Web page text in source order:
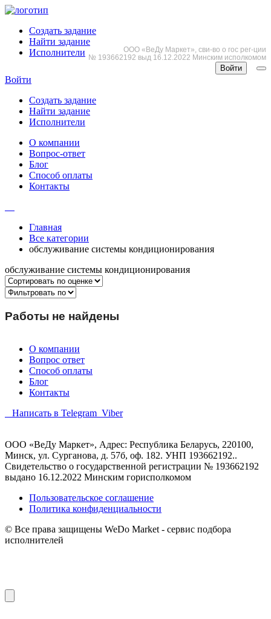
Создать задание
Найти задание
Исполнители
ООО «ВеДу Маркет», сви-во о гос рег-ции
№ 193662192 выд 16.12.2022 Минским исполкомом
Войти
Войти
Создать задание
Найти задание
Исполнители
О компании
Вопрос-ответ
Блог
Способ оплаты
Контакты
Главная
Все категории
обслуживание системы кондиционирования
обслуживание системы кондиционирования
Работы не найдены
О компании
Вопрос ответ
Способ оплаты
Блог
Контакты
Написать в Telegram Viber
ООО «ВеДу Маркет», Адрес: Республика Беларусь, 220100,
Минск, ул. Сурганова, д. 57б, оф. 182. УНП 193662192..
Свидетельство о государственной регистрации № 193662192
выдано 16.12.2022 Минским горисполкомом
Пользовательское соглашение
Политика конфиденциальности
© Все права защищены WeDo Market - сервис подбора
исполнителей